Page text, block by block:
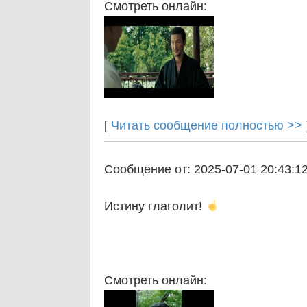
Смотреть онлайн:
[ Читать сообщение полностью >>
Сообщение от: 2025-07-01
Истину глаголит!
Смотреть онлайн: